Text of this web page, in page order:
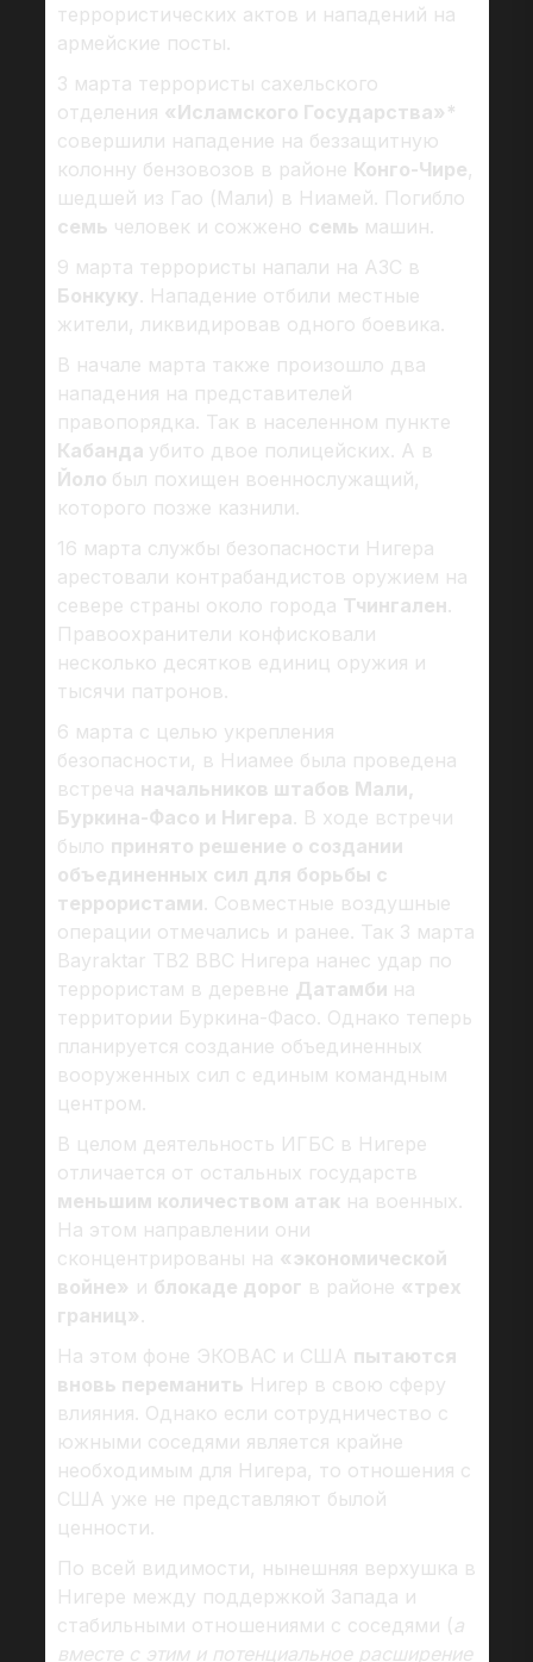
террористических актов и нападений на
армейские посты.
3 марта террористы сахельского
отделения «Исламского Государства»*
совершили нападение на беззащитную
колонну бензовозов в районе Конго-Чире,
шедшей из Гао (Мали) в Ниамей. Погибло
семь человек и сожжено семь машин.
9 марта террористы напали на АЗС в
Бонкуку. Нападение отбили местные
жители, ликвидировав одного боевика.
В начале марта также произошло два
нападения на представителей
правопорядка. Так в населенном пункте
Кабанда убито двое полицейских. А в
Йоло был похищен военнослужащий,
которого позже казнили.
16 марта службы безопасности Нигера
арестовали контрабандистов оружием на
севере страны около города Тчингален.
Правоохранители конфисковали
несколько десятков единиц оружия и
тысячи патронов.
6 марта с целью укрепления
безопасности, в Ниамее была проведена
встреча начальников штабов Мали,
Буркина-Фасо и Нигера. В ходе встречи
было принято решение о создании
объединенных сил для борьбы с
террористами. Совместные воздушные
операции отмечались и ранее. Так 3 марта
Bayraktar TB2 ВВС Нигера нанес удар по
террористам в деревне Датамби на
территории Буркина-Фасо. Однако теперь
планируется создание объединенных
вооруженных сил с единым командным
центром.
В целом деятельность ИГБС в Нигере
отличается от остальных государств
меньшим количеством атакна военных.
На этом направлении они
сконцентрированы на «экономической
войне» и блокаде дорог в районе «трех
границ» .
На этом фоне ЭКОВАС и США пытаются
вновь переманить Нигер в свою сферу
влияния. Однако если сотрудничество с
южными соседями является крайне
необходимым для Нигера, то отношения с
США уже не представляют былой
ценности.
По всей видимости, нынешняя верхушка в
Нигере между поддержкой Запада и
стабильными отношениями с соседями ( а
вместе с этим и потенциальное расширение